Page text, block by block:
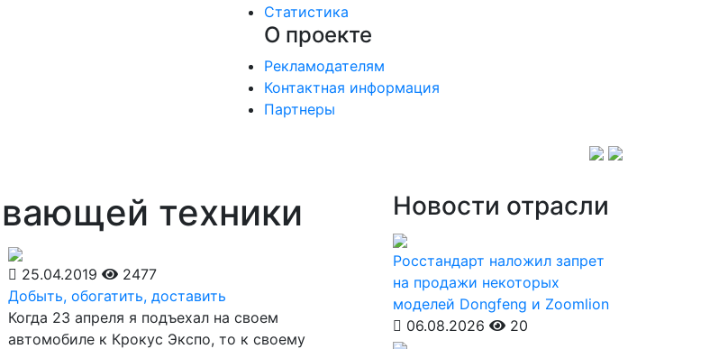
Статистика
О проекте
Рекламодателям
Контактная информация
Партнеры
техники
25.04.2019
2477
Добыть, обогатить, доставить
Когда 23 апреля я подъехал на своем
автомобиле к Крокус Экспо, то к своему
Новости отрасли
Росстандарт наложил запрет
на продажи некоторых
моделей Dongfeng и Zoomlion
06.08.2026
20